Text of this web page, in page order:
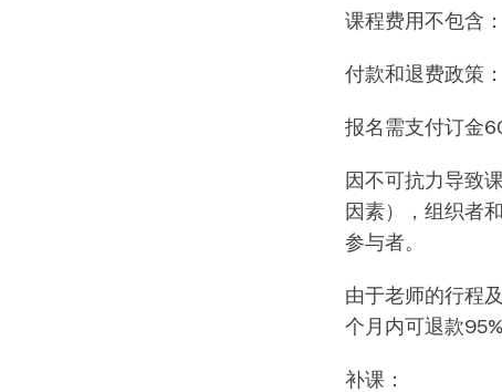
课程费用不包含
付款和退费政策：
报名需支付订金
因不可抗力导致
因素），组织者
参与者。
由于老师的行程
个月内可退款
补课：